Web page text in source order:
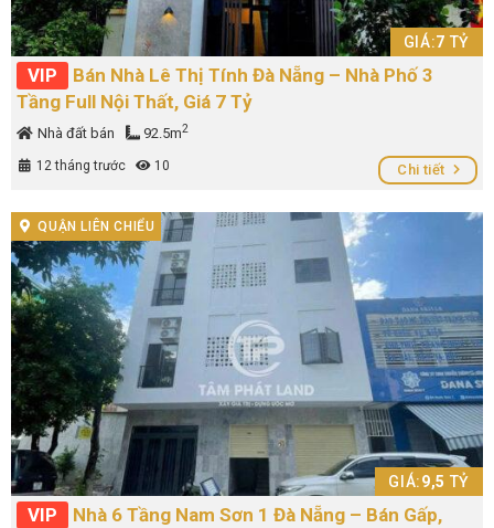
GIÁ:7 TỶ
VIP
Bán Nhà Lê Thị Tính Đà Nẵng – Nhà Phố 3
Tầng Full Nội Thất, Giá 7 Tỷ
Nhà đất bán 92.5m2
12 tháng trước 10 Chi tiết
QUẬN LIÊN CHIỂU
GIÁ:9,5 TỶ
VIP
Nhà 6 Tầng Nam Sơn 1 Đà Nẵng – Bán Gấp,